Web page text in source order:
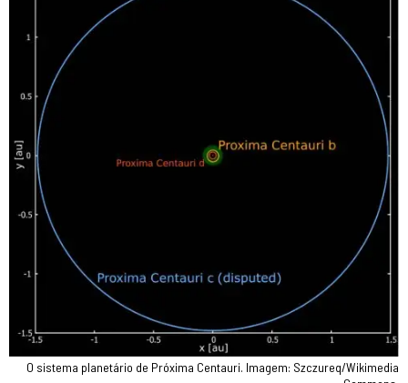
O sistema planetário de Próxima Centauri. Imagem: Szczureq/Wikimedia